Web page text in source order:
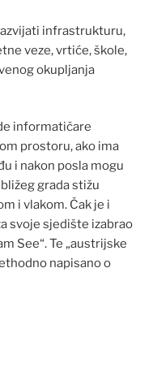
infrastrukturu,
veze, vrtiće, škole,
okupljanja
informatičare
prostoru, ako ima
i nakon posla mogu
grada stižu
i vlakom. Čak je i
svoje sjedište izabrao
See“. Te „austrijske
napisano o